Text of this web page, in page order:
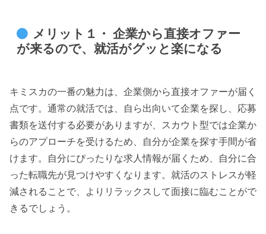
メリット１・ 企業から直接オファー
が来るので、就活がグッと楽になる
キミスカの一番の魅力は、企業側から直接オファーが届く
点です。通常の就活では、自ら出向いて企業を探し、応募
書類を送付する必要がありますが、スカウト型では企業か
らのアプローチを受けるため、自分が企業を探す手間が省
けます。自分にぴったりな求人情報が届くため、自分に合
った転職先が見つけやすくなります。就活のストレスが軽
減されることで、よりリラックスして面接に臨むことがで
きるでしょう。